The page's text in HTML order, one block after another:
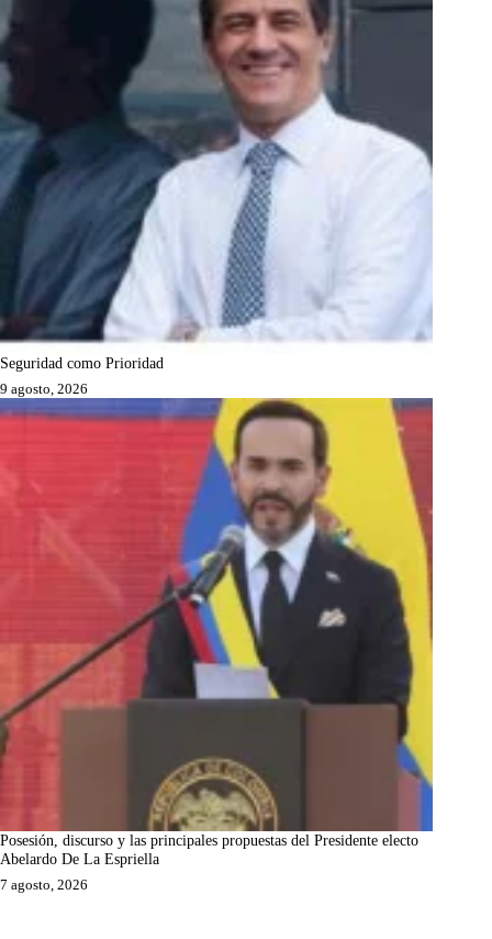
Seguridad como Prioridad
9 agosto, 2026
Posesión, discurso y las principales propuestas del Presidente electo
Abelardo De La Espriella
7 agosto, 2026